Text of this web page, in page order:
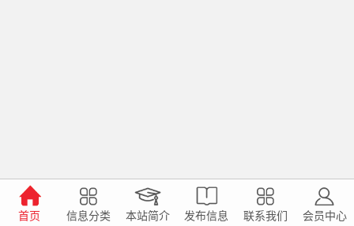
首页 信息分类 本站简介 发布信息 联系我们 会员中心